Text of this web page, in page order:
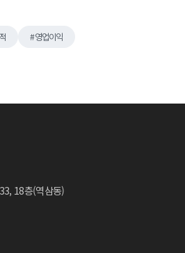
영업이익
18층(역삼동)